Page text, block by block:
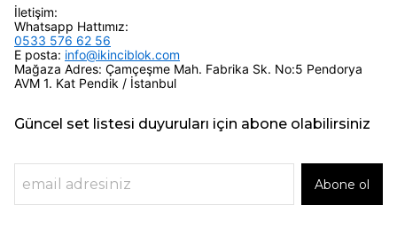
İletişim:
Whatsapp Hattımız:
0533 576 62 56
E posta: info@ikinciblok.com
Mağaza Adres: Çamçeşme Mah. Fabrika Sk. No:5 Pendorya
AVM 1. Kat Pendik / İstanbul
Güncel set listesi duyuruları için abone olabilirsiniz
Abone ol